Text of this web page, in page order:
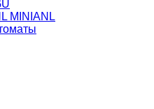
MINIANL